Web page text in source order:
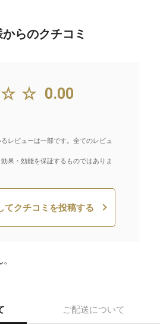
らのクチコミ
0.00
レビューは一部です。全てのレビュ
果・効能を保証するものではありま
てクチコミを投稿する
ご配送について